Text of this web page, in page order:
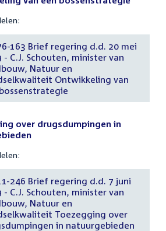
163 Brief regering d.d. 20 mei
- C.J. Schouten, minister van
Natuur en
Ontwikkeling van
over drugsdumpingen in
246 Brief regering d.d. 7 juni
- C.J. Schouten, minister van
Natuur en
Toezegging over
in natuurgebieden